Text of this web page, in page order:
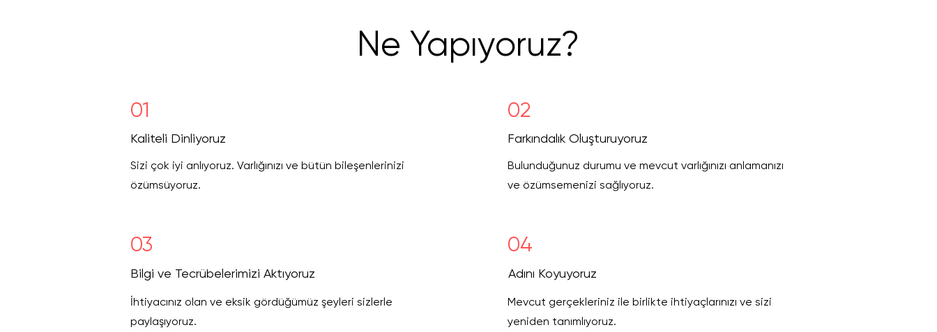
Ne Yapıyoruz?
01
Kaliteli Dinliyoruz
Sizi çok iyi anlıyoruz. Varlığınızı ve bütün bileşenlerinizi
özümsüyoruz.
03
Bilgi ve Tecrübelerimizi Aktıyoruz
İhtiyacınız olan ve eksik gördüğümüz şeyleri sizlerle
paylaşıyoruz.
02
Farkındalık Oluşturuyoruz
Bulunduğunuz durumu ve mevcut varlığınızı anlamanızı
ve özümsemenizi sağlıyoruz.
04
Adını Koyuyoruz
Mevcut gerçekleriniz ile birlikte ihtiyaçlarınızı ve sizi
yeniden tanımlıyoruz.